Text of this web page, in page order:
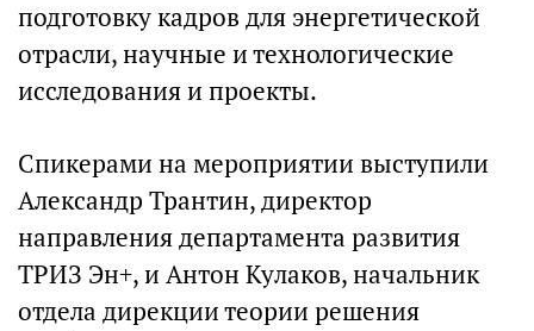
подготовку кадров для энергетической
отрасли, научные и технологические
исследования и проекты.
Спикерами на мероприятии выступили
Александр Трантин, директор
направления департамента развития
ТРИЗ Эн+, и Антон Кулаков, начальник
отдела дирекции теории решения